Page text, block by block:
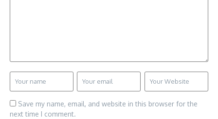
Save my name, email, and website in this browser for the
next time I comment.